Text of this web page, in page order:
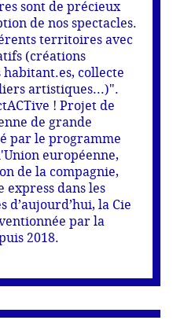
sont de précieux
de nos spectacles.
territoires avec
(créations
habitant.es, collecte
artistiques...)".
! Projet de
de grande
par le programme
européenne,
de la compagnie,
express dans les
d’aujourd’hui, la Cie
par la
2018.